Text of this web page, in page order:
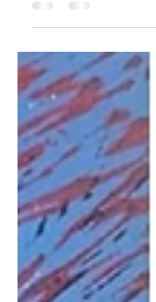
Schule
Poesie" der 6.
Von KI zur Kunstgrafik
Kommunikation –
nonverbalen
Werte Anlässlich des
entstanden im Kunst-
Klassen grafische
Schulgemeinschaft
entstanden, durch
durch die Hand mit